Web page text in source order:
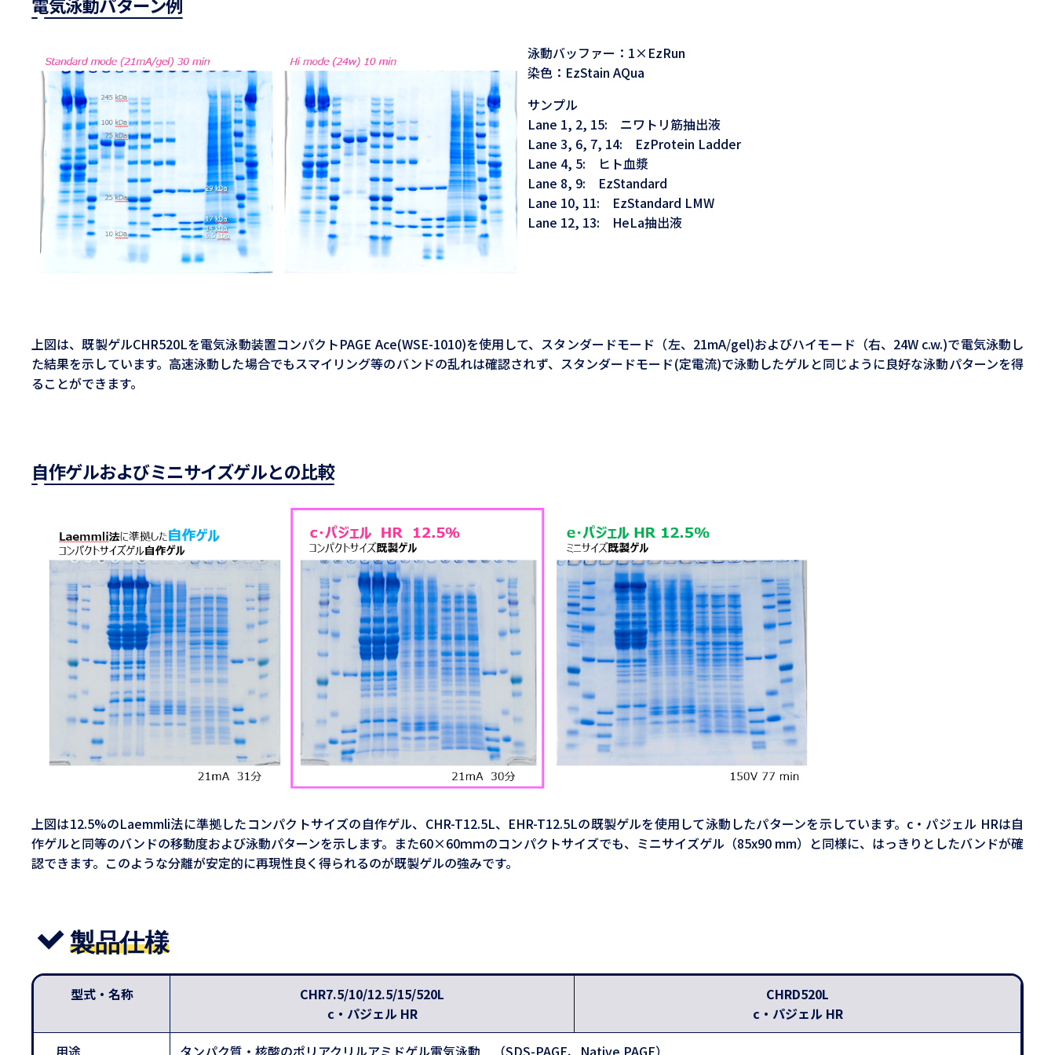
泳動バッファー：1×EzRun
染色：EzStain AQua
サンプル
Lane 1, 2, 15: ニワトリ筋抽出液
Lane 3, 6, 7, 14: EzProtein Ladder
Lane 4, 5: ヒト血漿
Lane 8, 9: EzStandard
Lane 10, 11: EzStandard LMW
Lane 12, 13: HeLa抽出液
上図は、既製ゲルCHR520Lを電気泳動装置コンパクトPAGE Ace(WSE-1010)を使用して、スタンダードモード（左、21mA/gel)およびハイモード（右、24W c.w.)で電気泳動し
た結果を示しています。高速泳動した場合でもスマイリング等のバンドの乱れは確認されず、スタンダードモード(定電流)で泳動したゲルと同じように良好な泳動パターンを得
ることができます。
自作ゲルおよびミニサイズゲルとの比較
上図は12.5%のLaemmli法に準拠したコンパクトサイズの自作ゲル、CHR-T12.5L、EHR-T12.5Lの既製ゲルを使用して泳動したパターンを示しています。c・パジェル HRは自
作ゲルと同等のバンドの移動度および泳動パターンを示します。また60×60ｍｍのコンパクトサイズでも、ミニサイズゲル（85x90 mm）と同様に、はっきりとしたバンドが確
認できます。このような分離が安定的に再現性良く得られるのが既製ゲルの強みです。
製品仕様
型式・名称
CHR7.5/10/12.5/15/520L
c・パジェル HR
CHRD520L
c・パジェル HR
用途
タンパク質・核酸のポリアクリルアミドゲル電気泳動 （SDS-PAGE、Native PAGE）